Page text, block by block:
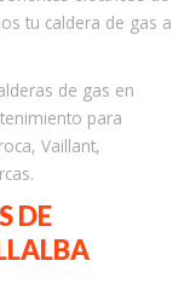
tu caldera de gas a
de gas en
para
Vaillant,
DE